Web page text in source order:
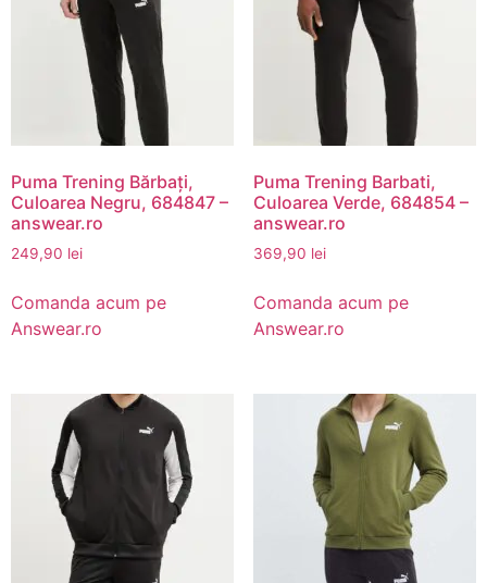
Puma Trening Bărbați,
Culoarea Negru, 684847 –
answear.ro
249,90 lei
Comanda acum pe
Answear.ro
Puma Trening Barbati,
Culoarea Verde, 684854 –
answear.ro
369,90 lei
Comanda acum pe
Answear.ro